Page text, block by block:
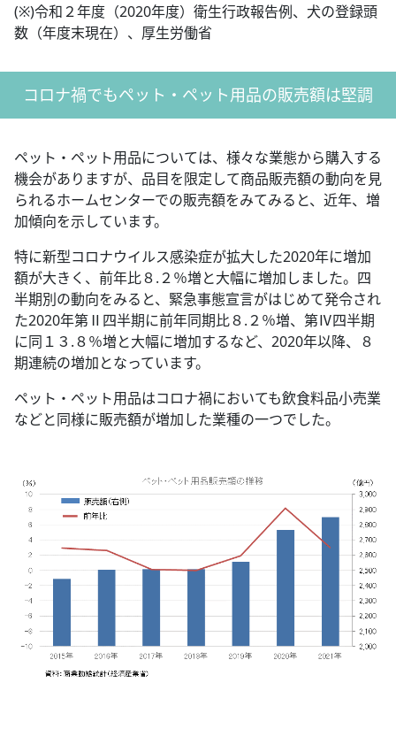
(※)令和２年度（2020年度）衛生行政報告例、犬の登録頭
数（年度末現在）、厚生労働省
コロナ禍でもペット・ペット用品の販売額は堅調
ペット・ペット用品については、様々な業態から購入する
機会がありますが、品目を限定して商品販売額の動向を見
られるホームセンターでの販売額をみてみると、近年、増
加傾向を示しています。
特に新型コロナウイルス感染症が拡大した2020年に増加
額が大きく、前年比８.２％増と大幅に増加しました。四
半期別の動向をみると、緊急事態宣言がはじめて発令され
た2020年第Ⅱ四半期に前年同期比８.２％増、第Ⅳ四半期
に同１３.８％増と大幅に増加するなど、2020年以降、８
期連続の増加となっています。
ペット・ペット用品はコロナ禍においても飲食料品小売業
などと同様に販売額が増加した業種の一つでした。